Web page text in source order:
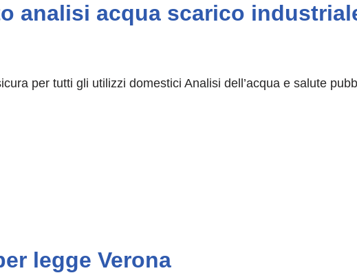
analisi acqua scarico
per tutti gli utilizzi domestici Analisi dell’acqua e salute
legge Verona